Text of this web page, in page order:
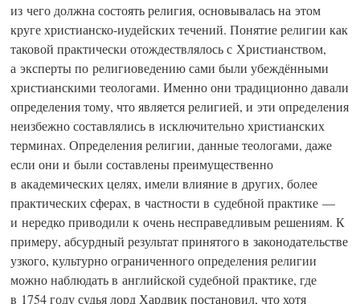
из чего должна состоять религия, основывалась на этом
круге христианско-иудейских течений. Понятие религии как
таковой практически отождествлялось с Христианством,
а эксперты по религиоведению сами были убеждёнными
христианскими теологами. Именно они традиционно давали
определения тому, что является религией, и эти определения
неизбежно составлялись в исключительно христианских
терминах. Определения религии, данные теологами, даже
если они и были составлены преимущественно
в академических целях, имели влияние в других, более
практических сферах, в частности в судебной практике —
и нередко приводили к очень несправедливым решениям. К
примеру, абсурдный результат принятого в законодательстве
узкого, культурно ограниченного определения религии
можно наблюдать в английской судебной практике, где
в 1754 году судья лорд Хардвик постановил, что хотя